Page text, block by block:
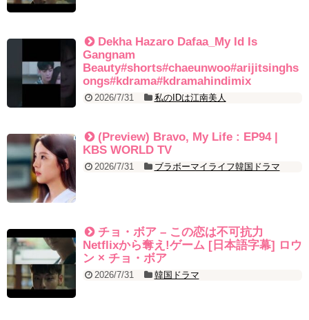
Dekha Hazaro Dafaa_My Id Is
Gangnam
Beauty#shorts#chaeunwoo#arijitsinghs
ongs#kdrama#kdramahindimix
2026/7/31 私のIDは江南美人
(Preview) Bravo, My Life : EP94 |
KBS WORLD TV
2026/7/31 ブラボーマイライフ韓国ドラマ
チョ・ボア – この恋は不可抗力
Netflixから奪え!ゲーム [日本語字幕] ロウ
ン × チョ・ボア
2026/7/31 韓国ドラマ